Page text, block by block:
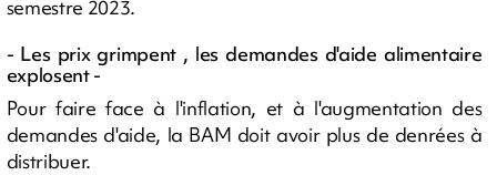
semestre 2023.
- Les prix grimpent , les demandes d'aide alimentaire
explosent -
Pour faire face à l'inflation, et à l'augmentation des
demandes d'aide, la BAM doit avoir plus de denrées à
distribuer.